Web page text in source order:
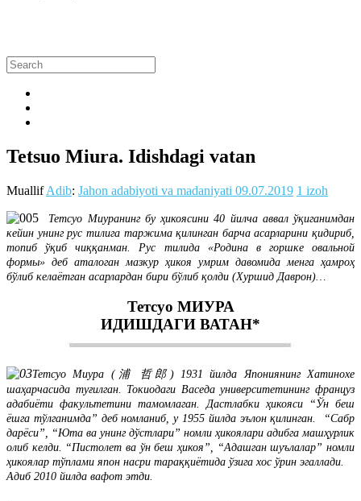
Tetsuo Miura. Idishdagi vatan
MuallifAdib: Jahon adabiyoti va madaniyati 09.07.2019 1 izoh
Тетсуо Миуранинг бу ҳикоясини 40 йилча аввал ўқиганимдан
кейин унинг рус тилига таржима қилинган барча асарларини қидириб,
топиб ўқиб чиққанман. Рус тилида «Родина в горшке овальной
формы» деб аталоган мазкур ҳикоя умрим давомида менга ҳамроҳ
бўлиб келаётган асарлардан бири бўлиб қолди (Хуршид Даврон)…
Тетсуо МИУРА
ИДИШДАГИ ВАТАН*
Тетсуо Миура (浦 哲郎) 1931 йилда Япониянинг Хатинохе
шаҳарчасида туғилган. Токиодаги Васеда университетининг француз
адабиёти факультетини тамомлаган. Дастлабки ҳикояси “Ўн беш
ёшга тўлганимда” деб номланиб, у 1955 йилда эълон қилинган.
“Сабр
дарёси”, “Юта ва унинг дўстлари” номли ҳикоялари адибга машҳурлик
олиб келди. “Пистолет ва ўн беш ҳикоя”, “Адашган шуълалар” номли
ҳикоялар тўплами япон насри тараққиётида ўзига хос ўрин эгаллади.
Адиб 2010 йилда вафот этди.